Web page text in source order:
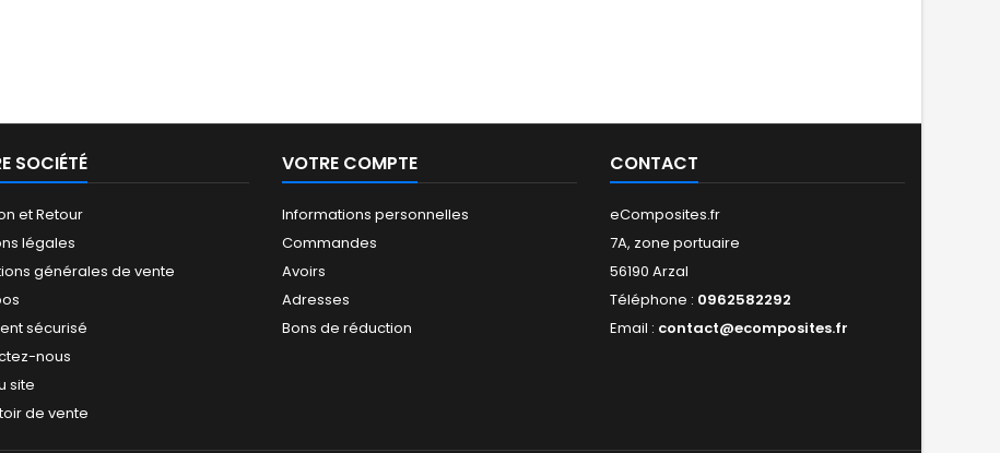
SOCIÉTÉ
et Retour
légales
générales de vente
sécurisé
nous
site
de vente
VOTRE COMPTE
Informations personnelles
Commandes
Avoirs
Adresses
Bons de réduction
CONTACT
eComposites.fr
7A, zone portuaire
56190 Arzal
Téléphone : 0962582292
Email : contact@ecomposites.fr